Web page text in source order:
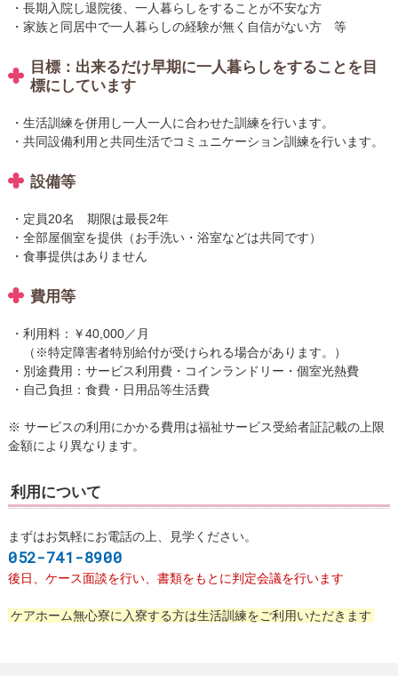
長期入院し退院後、一人暮らしをすることが不安な方
家族と同居中で一人暮らしの経験が無く自信がない方 等
目標：出来るだけ早期に一人暮らしをすることを目
標にしています
生活訓練を併用し一人一人に合わせた訓練を行います。
共同設備利用と共同生活でコミュニケーション訓練を行います。
設備等
定員20名 期限は最長2年
全部屋個室を提供（お手洗い・浴室などは共同です）
食事提供はありません
費用等
利用料：￥40,000／月
（※特定障害者特別給付が受けられる場合があります。）
別途費用：サービス利用費・コインランドリー・個室光熱費
自己負担：食費・日用品等生活費
※ サービスの利用にかかる費用は福祉サービス受給者証記載の上限
金額により異なります。
利用について
まずはお気軽にお電話の上、見学ください。
052-741-8900
後日、ケース面談を行い、書類をもとに判定会議を行います
ケアホーム無心寮に入寮する方は生活訓練をご利用いただきます